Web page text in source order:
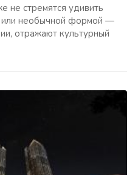
не стремятся удивить
или необычной формой —
отражают культурный